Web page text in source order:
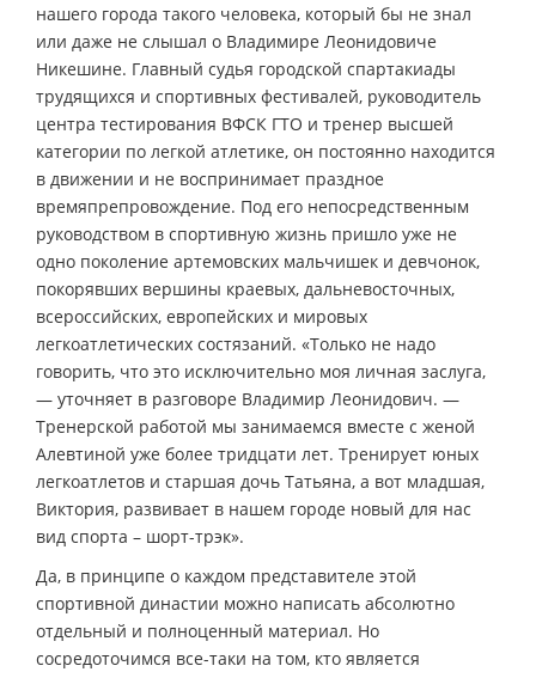
нашего города такого человека, который бы не знал
или даже не слышал о Владимире Леонидовиче
Никешине. Главный судья городской спартакиады
трудящихся и спортивных фестивалей, руководитель
центра тестирования ВФСК ГТО и тренер высшей
категории по легкой атлетике, он постоянно находится
в движении и не воспринимает праздное
времяпрепровождение. Под его непосредственным
руководством в спортивную жизнь пришло уже не
одно поколение артемовских мальчишек и девчонок,
покорявших вершины краевых, дальневосточных,
всероссийских, европейских и мировых
легкоатлетических состязаний. «Только не надо
говорить, что это исключительно моя личная заслуга,
— уточняет в разговоре Владимир Леонидович. —
Тренерской работой мы занимаемся вместе с женой
Алевтиной уже более тридцати лет. Тренирует юных
легкоатлетов и старшая дочь Татьяна, а вот младшая,
Виктория, развивает в нашем городе новый для нас
вид спорта – шорт-трэк».
Да, в принципе о каждом представителе этой
спортивной династии можно написать абсолютно
отдельный и полноценный материал. Но
сосредоточимся все-таки на том, кто является